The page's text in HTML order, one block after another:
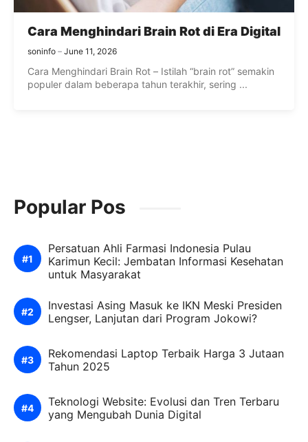
Cara Menghindari Brain Rot di Era Digital
soninfo June 11, 2026
Cara Menghindari Brain Rot – Istilah “brain rot” semakin
populer dalam beberapa tahun terakhir, sering ...
Popular Pos
Persatuan Ahli Farmasi Indonesia Pulau
Karimun Kecil: Jembatan Informasi Kesehatan
untuk Masyarakat
Investasi Asing Masuk ke IKN Meski Presiden
Lengser, Lanjutan dari Program Jokowi?
Rekomendasi Laptop Terbaik Harga 3 Jutaan
Tahun 2025
Teknologi Website: Evolusi dan Tren Terbaru
yang Mengubah Dunia Digital